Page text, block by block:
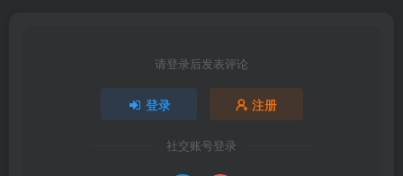
请登录后发表评论
登录 注册
社交账号登录